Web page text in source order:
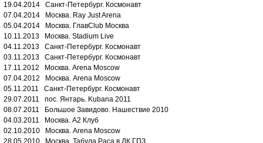
19.04.2014 Санкт-Петербург. Космонавт
07.04.2014 Москва. Ray Just Arena
05.04.2014 Москва. ГлавClub Москва
10.11.2013 Москва. Stadium Live
04.11.2013 Санкт-Петербург. Космонавт
03.11.2013 Санкт-Петербург. Космонавт
17.11.2012 Москва. Arena Moscow
07.04.2012 Москва. Arena Moscow
05.11.2011 Санкт-Петербург. Космонавт
29.07.2011 пос. Янтарь. Kubana 2011
08.07.2011 Большое Завидово. Нашествие 2010
04.03.2011 Москва. A2 Клуб
02.10.2010 Москва. Arena Moscow
28.05.2010 Москва. Табула Раса в ДК ГПЗ